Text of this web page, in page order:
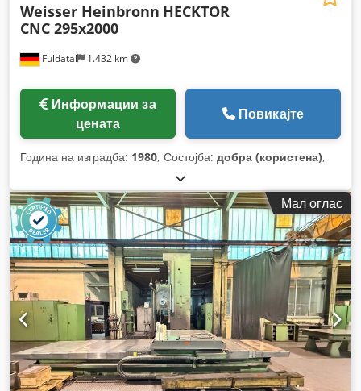
Fuldatal 1.432 km
Weisser Heinbronn HECKTOR
CNC 295x2000
цената
Повикајте
Година на изградба: 1980, Состојба: добра (користена),
Мал оглас